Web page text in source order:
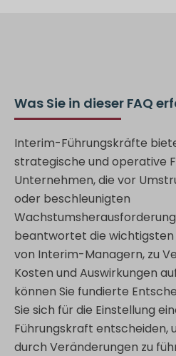
Was Sie in dieser FAQ
Interim-Führungskräfte
strategische und operative
Unternehmen, die vor
oder beschleunigten
beantwortet die wichtigsten
von Interim-Managern, zu
Kosten und Auswirkungen
können Sie fundierte
Sie sich für die Einstellung
Führungskraft entscheiden,
durch Veränderungen zu